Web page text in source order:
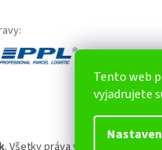
Tento web
vyjadrujete